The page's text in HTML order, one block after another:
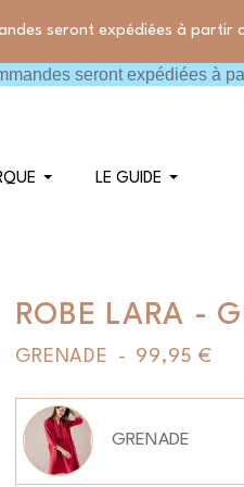
seront expédiées à partir
seront expédiées à
LE GUIDE
ROBE LARA -
GRENADE - 99,95 €
Couleur
GRENADE